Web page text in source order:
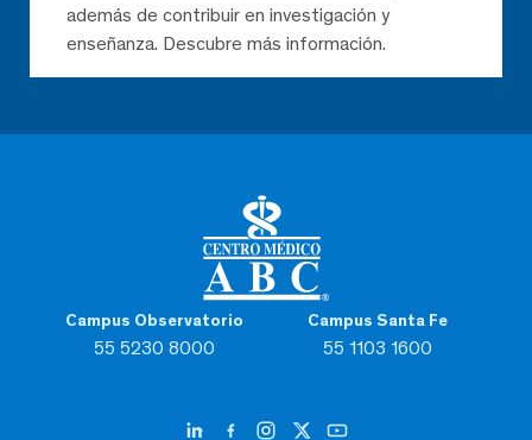
Campus Observatorio
55 5230 8000
Campus Santa Fe
55 1103 1600
además de contribuir en investigación y
enseñanza. Descubre más información.